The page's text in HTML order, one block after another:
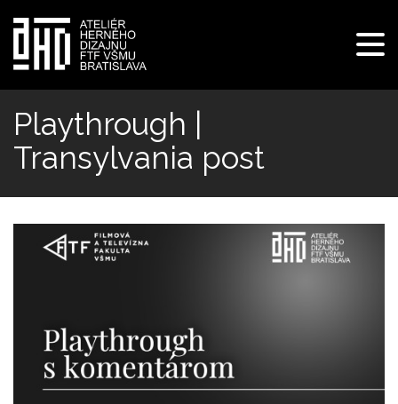
Skočiť
hlavný
obsah
Playthrough |
Transylvania post